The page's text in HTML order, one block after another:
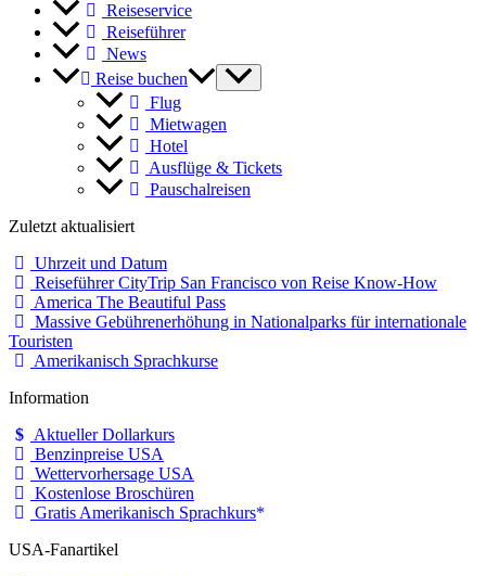
Reiseservice
Reiseführer
News
Reise buchen
Flug
Mietwagen
Hotel
Ausflüge & Tickets
Pauschalreisen
Zuletzt aktualisiert
Uhrzeit und Datum
Reiseführer CityTrip San Francisco von Reise Know-How
America The Beautiful Pass
Massive Gebührenerhöhung in Nationalparks für internationale
Touristen
Amerikanisch Sprachkurse
Information
Aktueller Dollarkurs
Benzinpreise USA
Wettervorhersage USA
Kostenlose Broschüren
Gratis Amerikanisch Sprachkurs
USA-Fanartikel